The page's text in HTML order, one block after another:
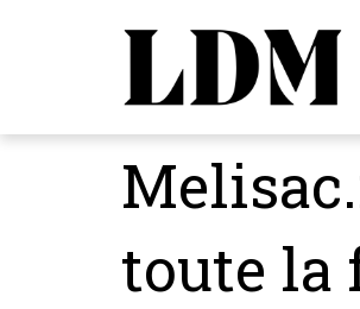
toute la